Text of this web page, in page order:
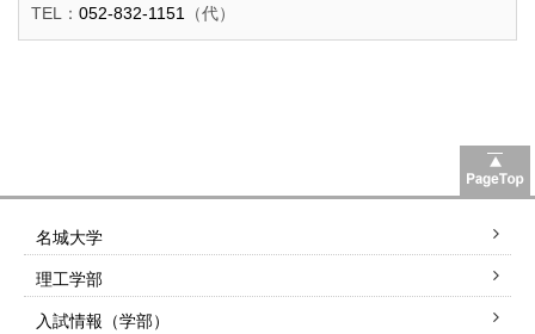
TEL： 052-832-1151 （代）
名城大学
理工学部
入試情報（学部）